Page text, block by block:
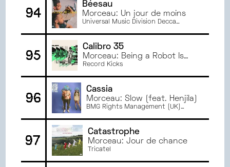
94
Béesau
Morceau: Un jour de moins
Universal Music Division Decca
95
Calibro 35
Morceau: Being a Robot Is
Awesome
Record Kicks
96
Cassia
Morceau: Slow (feat. Henjila)
BMG Rights Management (UK)
97
Catastrophe
Morceau: Jour de chance
Tricatel